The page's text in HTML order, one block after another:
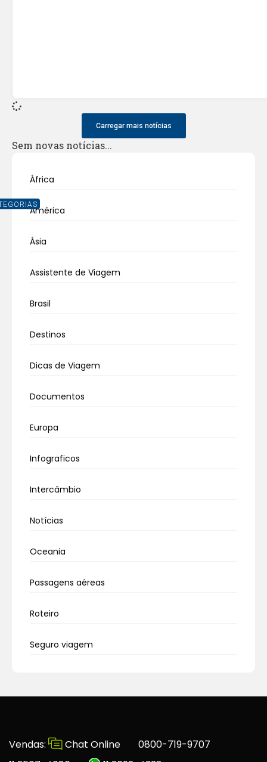
África
América
Ásia
Assistente de Viagem
Brasil
Destinos
Dicas de Viagem
Documentos
Europa
Infograficos
Intercâmbio
Notícias
Oceania
Passagens aéreas
Roteiro
Seguro viagem
Carregar mais notícias
Sem novas notícias...
Vendas: Chat Online
0800-719-9707